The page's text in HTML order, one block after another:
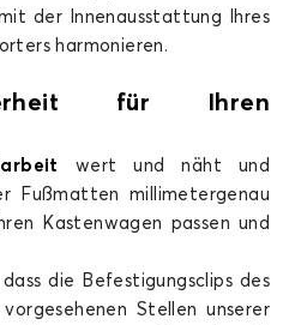
der Innenausstattung Ihres
harmonieren.
für Ihren
wert und näht und
Fußmatten millimetergenau
Kastenwagen passen und
die Befestigungsclips des
Stellen unserer